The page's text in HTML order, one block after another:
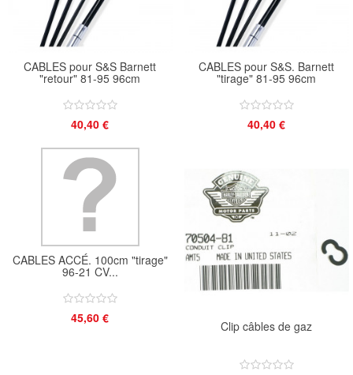
CABLES pour S&S Barnett
"retour" 81-95 96cm
40,40 €
CABLES pour S&S. Barnett
"tirage" 81-95 96cm
40,40 €
CABLES ACCÉ. 100cm "tirage"
96-21 CV...
45,60 €
Clip câbles de gaz